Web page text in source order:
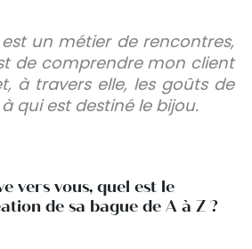
un métier de rencontres,
de comprendre mon client
à travers elle, les goûts de
qui est destiné le bijou.
vers vous, quel est le
de sa bague de A à Z ?